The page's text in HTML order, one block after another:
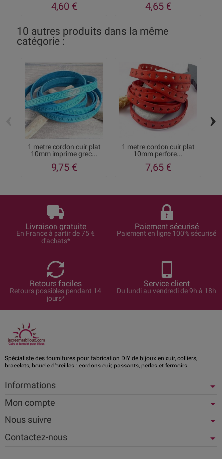
4,60 € 4,65 €
10 autres produits dans la même
catégorie :
1 metre cordon cuir plat
10mm imprime grec...
9,75 €
1 metre cordon cuir plat
10mm perfore...
7,65 €
›
Livraison gratuite
En France à partir de 75 €
d'achats*
Paiement sécurisé
Paiement en ligne 100% sécurisé
Retours faciles
Retours possibles pendant 14
jours*
Service client
Du lundi au vendredi de 9h à 18h
Spécialiste des fournitures pour fabrication DIY de bijoux en cuir, colliers,
bracelets, boucle d'oreilles : cordons cuir, passants, perles et fermoirs.
Informations
Mon compte
Nous suivre
Contactez-nous